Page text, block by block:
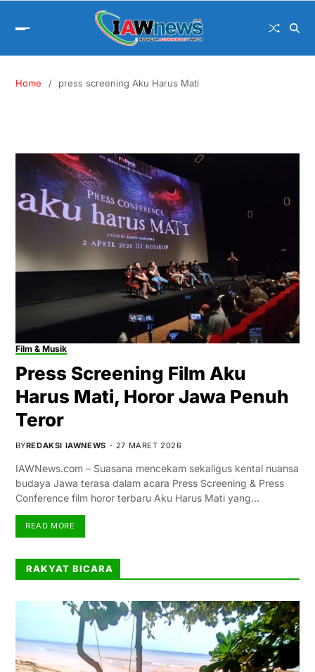
Home press screening Aku Harus Mati
Film & Musik
Press Screening Film Aku
Harus Mati, Horor Jawa Penuh
Teror
BYREDAKSI IAWNEWS 27 MARET 2026
IAWNews.com – Suasana mencekam sekaligus kental nuansa
budaya Jawa terasa dalam acara Press Screening & Press
Conference film horor terbaru Aku Harus Mati yang…
READ MORE
RAKYAT BICARA